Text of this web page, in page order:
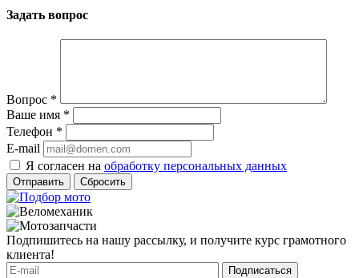
Задать вопрос
Вопрос *
Ваше имя *
Телефон *
E-mail
Я согласен на обработку персональных данных
Сбросить
Подпишитесь на нашу рассылку, и получите курс грамотного
клиента!